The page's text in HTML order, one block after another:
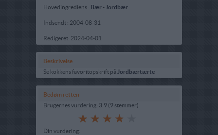
Hovedingrediens : Bær - Jordbær
Indsendt : 2004-08-31
Redigeret: 2024-04-01
Beskrivelse
Se kokkens favoritopskrift på
Jordbærtærte
Bedøm retten
Brugernes vurdering: 3.9 (9 stemmer)
Din vurdering: